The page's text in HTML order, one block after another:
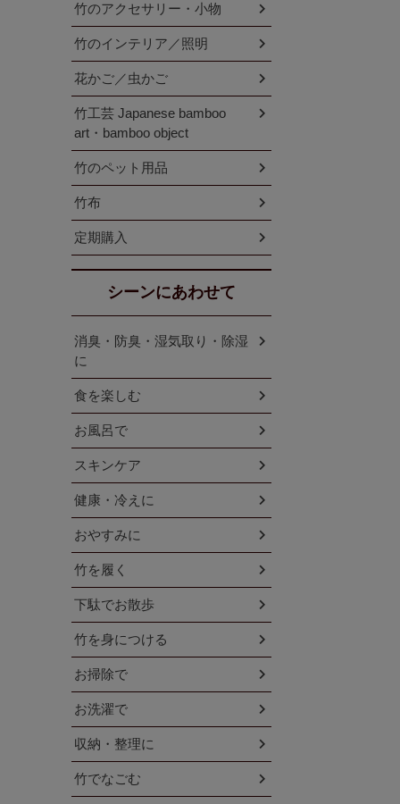
竹のアクセサリー・小物
竹のインテリア／照明
花かご／虫かご
竹工芸 Japanese bamboo
art・bamboo object
竹のペット用品
竹布
定期購入
シーンにあわせて
消臭・防臭・湿気取り・除湿
に
食を楽しむ
お風呂で
スキンケア
健康・冷えに
おやすみに
竹を履く
下駄でお散歩
竹を身につける
お掃除で
お洗濯で
収納・整理に
竹でなごむ